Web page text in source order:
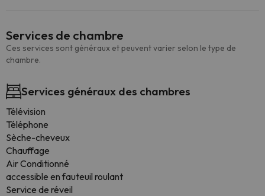
Services de chambre
Ces services sont généraux et peuvent varier selon le type de
chambre.
Services généraux des chambres
Télévision
Téléphone
Sèche-cheveux
Chauffage
Air Conditionné
accessible en fauteuil roulant
Service de réveil